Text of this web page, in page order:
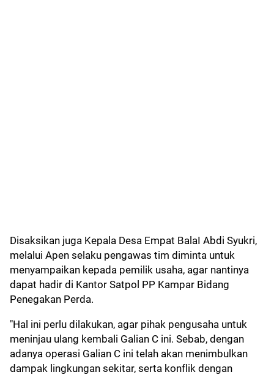
Disaksikan juga Kepala Desa Empat BalaI Abdi Syukri,
melalui Apen selaku pengawas tim diminta untuk
menyampaikan kepada pemilik usaha, agar nantinya
dapat hadir di Kantor Satpol PP Kampar Bidang
Penegakan Perda.
"Hal ini perlu dilakukan, agar pihak pengusaha untuk
meninjau ulang kembali Galian C ini. Sebab, dengan
adanya operasi Galian C ini telah akan menimbulkan
dampak lingkungan sekitar, serta konflik dengan